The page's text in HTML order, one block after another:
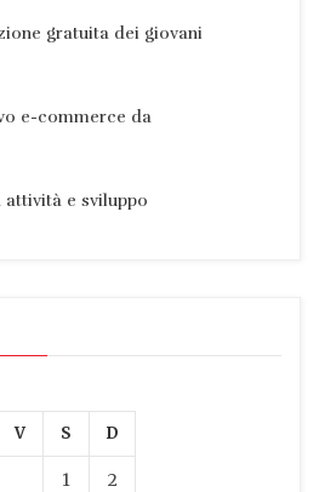
gratuita dei giovani
e-commerce da
attività e sviluppo
V S D
1 2